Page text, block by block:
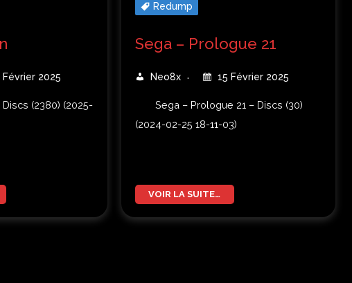
Février 2025
(2380) (2025-
Redump
Sega – Prologue 21
Neo8x 15 Février 2025
Sega – Prologue 21 – Discs (30)
(2024-02-25 18-11-03)
VOIR LA SUITE…